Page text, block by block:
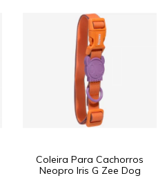
Coleira Para Cachorros
Neopro Iris G Zee Dog